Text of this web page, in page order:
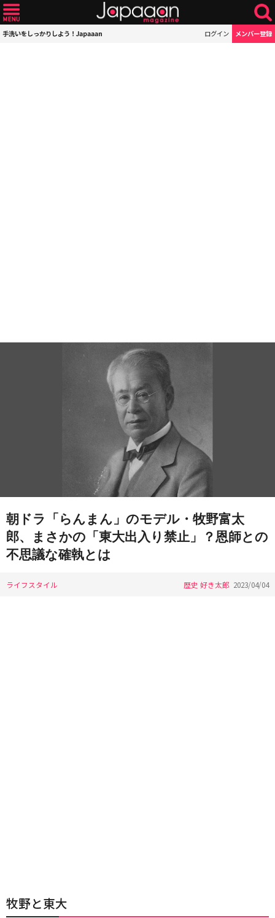
手洗いをしっかりしよう！Japaaan ログイン メンバー登録
朝ドラ「らんまん」のモデル・牧野富太
郎、まさかの「東大出入り禁止」？恩師との
不思議な確執とは
ライフスタイル 歴史 好き太郎 2023/04/04
牧野と東大